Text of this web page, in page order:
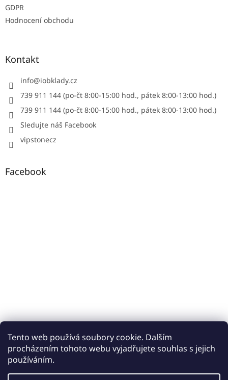
Tento web používá soubory cookie. Dalším
procházením tohoto webu vyjadřujete souhlas s jejich
používáním.
GDPR
Hodnocení obchodu
Kontakt
info@iobklady.cz
739 911 144 (po-čt 8:00-15:00 hod., pátek 8:00-13:00 hod.)
739 911 144 (po-čt 8:00-15:00 hod., pátek 8:00-13:00 hod.)
Sledujte náš Facebook
vipstonecz
Facebook